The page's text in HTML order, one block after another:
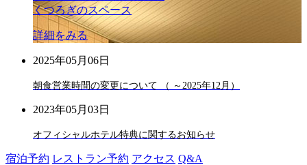
くつろぎのスペース
詳細をみる
2025年05月06日
朝食営業時間の変更について （ ～2025年12月）
2023年05月03日
オフィシャルホテル特典に関するお知らせ
宿泊予約 レストラン予約 アクセス Q&A